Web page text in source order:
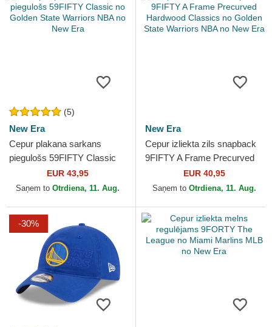
(5)
New Era
Cepur plakana sarkans
piegulošs 59FIFTY Classic
no Golden State Warriors
NBA no New Era
EUR 43,95
Saņem to Otrdiena, 11. Aug.
New Era
Cepur izliekta zils snapback
9FIFTY A Frame Precurved
Hardwood Classics no
Golden State Warriors...
EUR 40,95
Saņem to Otrdiena, 11. Aug.
-30%